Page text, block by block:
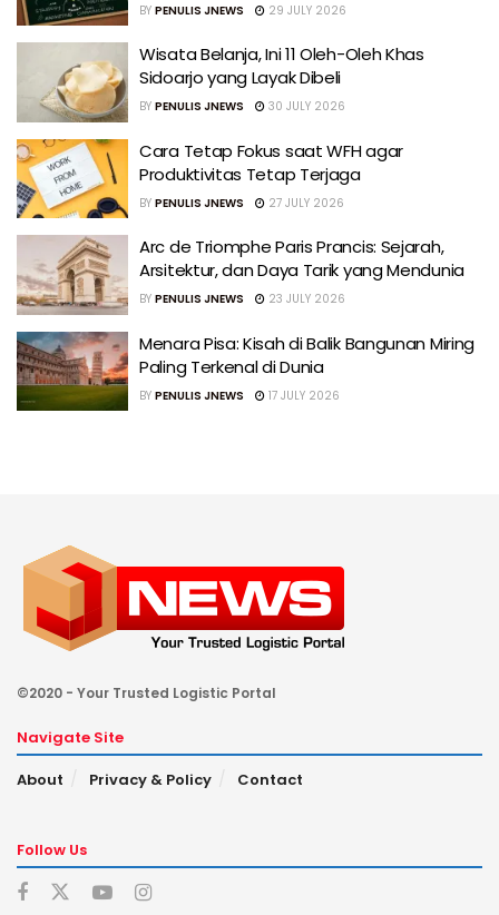
BY PENULIS JNEWS 29 JULY 2026
Wisata Belanja, Ini 11 Oleh-Oleh Khas
Sidoarjo yang Layak Dibeli
BY PENULIS JNEWS 30 JULY 2026
Cara Tetap Fokus saat WFH agar
Produktivitas Tetap Terjaga
BY PENULIS JNEWS 27 JULY 2026
Arc de Triomphe Paris Prancis: Sejarah,
Arsitektur, dan Daya Tarik yang Mendunia
BY PENULIS JNEWS 23 JULY 2026
Menara Pisa: Kisah di Balik Bangunan Miring
Paling Terkenal di Dunia
BY PENULIS JNEWS 17 JULY 2026
©2020 - Your Trusted Logistic Portal
Navigate Site
About
Privacy & Policy Contact
Follow Us